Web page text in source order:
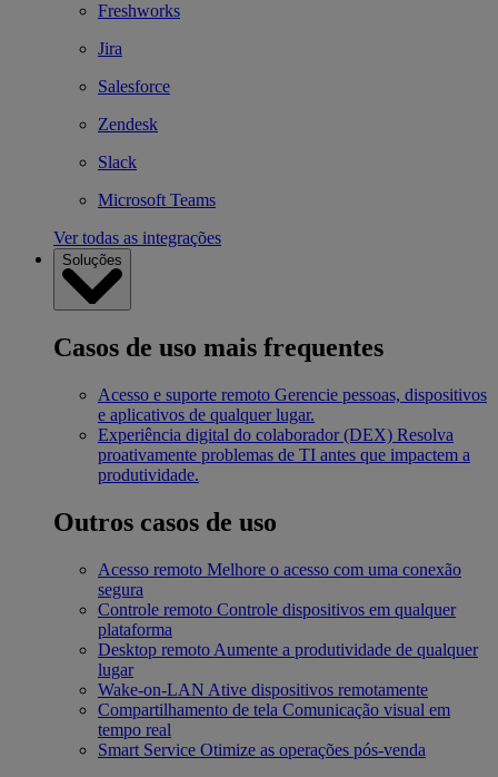
Freshworks
Jira
Salesforce
Zendesk
Slack
Microsoft Teams
Ver todas as integrações
Soluções
Casos de uso mais frequentes
Acesso e suporte remoto Gerencie pessoas, dispositivos
e aplicativos de qualquer lugar.
Experiência digital do colaborador (DEX) Resolva
proativamente problemas de TI antes que impactem a
produtividade.
Outros casos de uso
Acesso remoto Melhore o acesso com uma conexão
segura
Controle remoto Controle dispositivos em qualquer
plataforma
Desktop remoto Aumente a produtividade de qualquer
lugar
Wake-on-LAN Ative dispositivos remotamente
Compartilhamento de tela Comunicação visual em
tempo real
Smart Service Otimize as operações pós-venda